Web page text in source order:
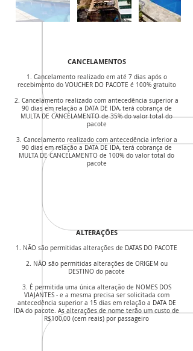
1. Cancelamento realizado em até 7 dias após o
recebimento do VOUCHER DO PACOTE é 100% gratuito
2. Cancelamento realizado com antecedência superior a
90 dias em relação a DATA DE IDA, terá cobrança de
MULTA DE CANCELAMENTO de 35% do valor total do
pacote
3. Cancelamento realizado com antecedência inferior a
90 dias em relação a DATA DE IDA, terá cobrança de
MULTA DE CANCELAMENTO de 100% do valor total do
pacote
CANCELAMENTOS
1. NÃO são permitidas alterações de DATAS DO PACOTE
2. NÃO são permitidas alterações de ORIGEM ou
DESTINO do pacote
3. É permitida uma única alteração de NOMES DOS
VIAJANTES - e a mesma precisa ser solicitada com
antecedência superior a 15 dias em relação a DATA DE
IDA do pacote. As alterações de nome terão um custo de
R$100,00 (cem reais) por passageiro
ALTERAÇÕES